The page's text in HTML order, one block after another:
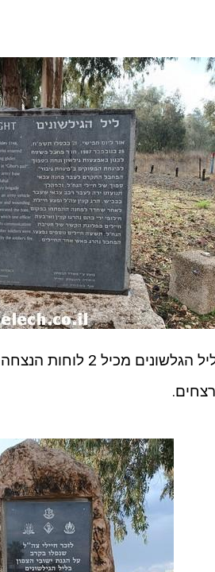
אתר ההנצחה להרוגי